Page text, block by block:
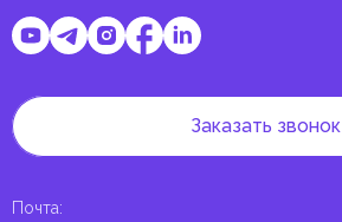
Почта:
Заказать звонок